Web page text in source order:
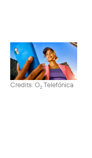
Credits: O2Telefónica